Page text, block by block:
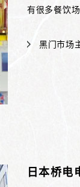
有很多餐饮
黑门市场
日本桥电